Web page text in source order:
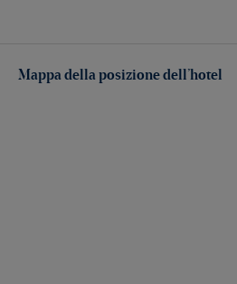
Mappa della posizione dell’hotel